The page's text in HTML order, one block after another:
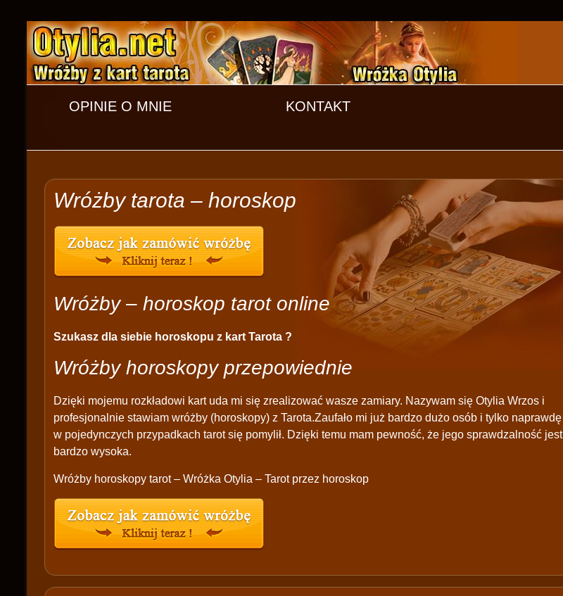
OPINIE O MNIE KONTAKT
Wróżby tarota – horoskop
Wróżby – horoskop tarot online
Szukasz dla siebie horoskopu z kart Tarota ?
Wróżby horoskopy przepowiednie
Dzięki mojemu rozkładowi kart uda mi się zrealizować wasze zamiary. Nazywam się Otylia Wrzos i
profesjonalnie stawiam wróżby (horoskopy) z Tarota.Zaufało mi już bardzo dużo osób i tylko naprawdę
w pojedynczych przypadkach tarot się pomylił. Dzięki temu mam pewność, że jego sprawdzalność jest
bardzo wysoka.
Wróżby horoskopy tarot – Wróżka Otylia – Tarot przez horoskop